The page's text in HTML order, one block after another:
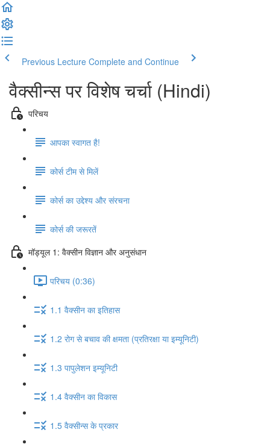
Previous Lecture Complete and Continue
वैक्सीन्स पर विशेष चर्चा (Hindi)
परिचय
आपका स्वागत है!
कोर्स टीम से मिलें
कोर्स का उद्देश्य और संरचना
कोर्स की जरूरतें
मॉड्यूल 1: वैक्सीन विज्ञान और अनुसंधान
परिचय (0:36)
1.1 वैक्सीन का इतिहास
1.2 रोग से बचाव की क्षमता (प्रतिरक्षा या इम्यूनिटी)
1.3 पापुलेशन इम्यूनिटी
1.4 वैक्सीन का विकास
1.5 वैक्सीन्स के प्रकार